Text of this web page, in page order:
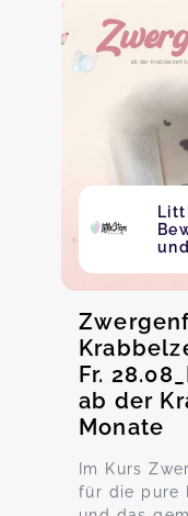
Fr.
ab der
Monate
Im Kurs
für die pure